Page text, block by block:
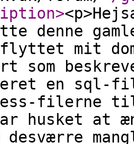
>
denne
mit
som
en sql-fil
filerne
husket at
desværre